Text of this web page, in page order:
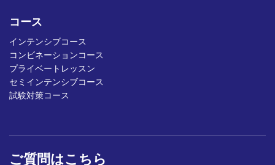
コース
インテンシブコース
コンビネーションコース
プライベートレッスン
セミインテンシブコース
試験対策コース
ご質問はこちら